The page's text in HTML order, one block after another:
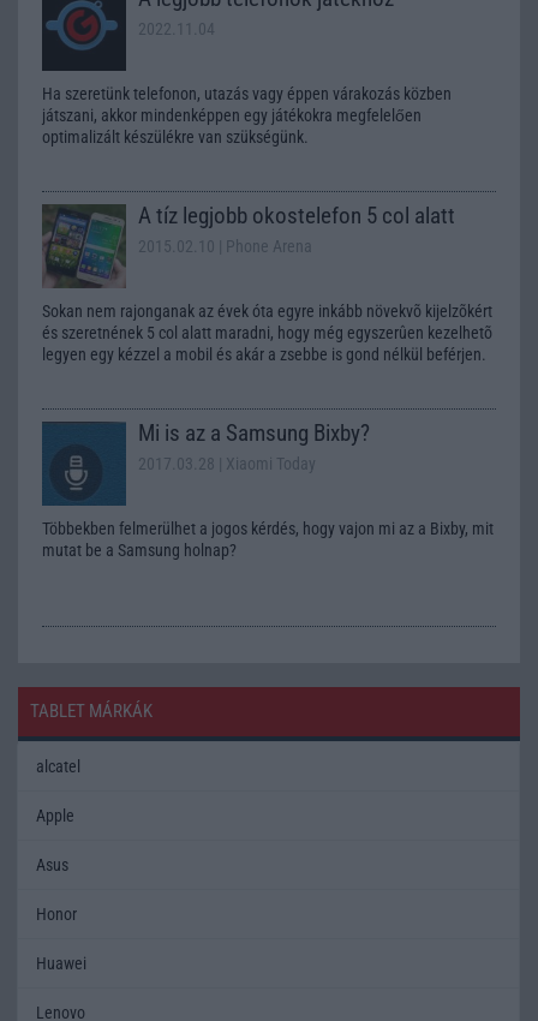
2022.11.04
Ha szeretünk telefonon, utazás vagy éppen várakozás közben
játszani, akkor mindenképpen egy játékokra megfelelően
optimalizált készülékre van szükségünk.
A tíz legjobb okostelefon 5 col alatt
2015.02.10 | Phone Arena
Sokan nem rajonganak az évek óta egyre inkább növekvõ kijelzõkért
és szeretnének 5 col alatt maradni, hogy még egyszerûen kezelhetõ
legyen egy kézzel a mobil és akár a zsebbe is gond nélkül beférjen.
Mi is az a Samsung Bixby?
2017.03.28 | Xiaomi Today
Többekben felmerülhet a jogos kérdés, hogy vajon mi az a Bixby, mit
mutat be a Samsung holnap?
TABLET MÁRKÁK
alcatel
Apple
Asus
Honor
Huawei
Lenovo